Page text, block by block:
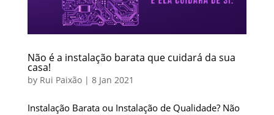
Não é a instalação barata que cuidará da sua
casa!
by Rui Paixão| 8 Jan 2021
Instalação Barata ou Instalação de Qualidade? Não